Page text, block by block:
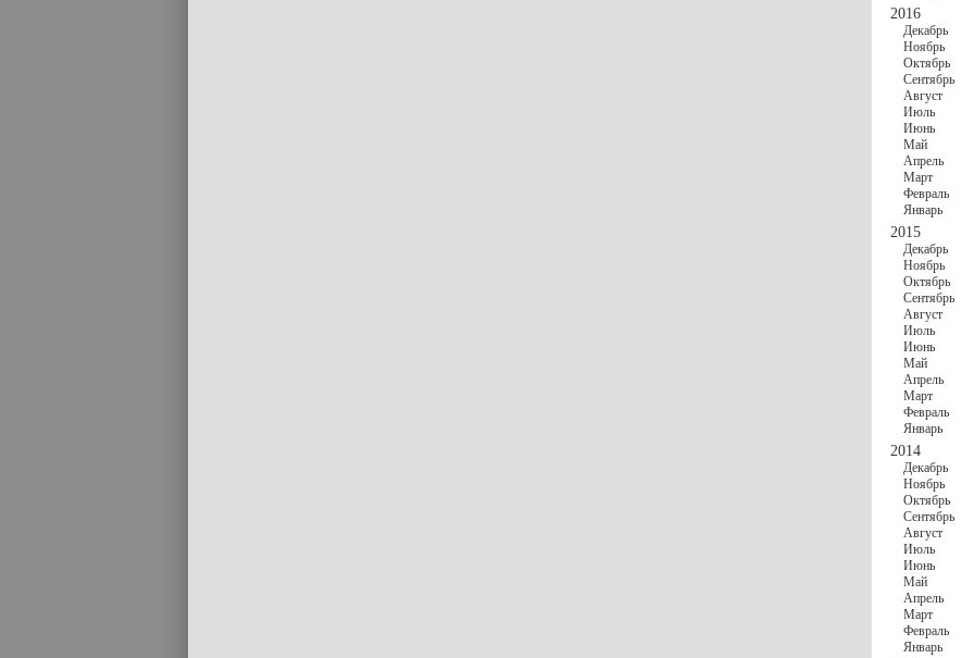
2016
Декабрь
Ноябрь
Октябрь
Сентябрь
Август
Июль
Июнь
Май
Апрель
Март
Февраль
Январь
2015
Декабрь
Ноябрь
Октябрь
Сентябрь
Август
Июль
Июнь
Май
Апрель
Март
Февраль
Январь
2014
Декабрь
Ноябрь
Октябрь
Сентябрь
Август
Июль
Июнь
Май
Апрель
Март
Февраль
Январь